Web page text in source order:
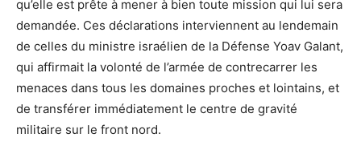
qu’elle est prête à mener à bien toute mission qui lui sera
demandée. Ces déclarations interviennent au lendemain
de celles du ministre israélien de la Défense Yoav Galant,
qui affirmait la volonté de l’armée de contrecarrer les
menaces dans tous les domaines proches et lointains, et
de transférer immédiatement le centre de gravité
militaire sur le front nord.